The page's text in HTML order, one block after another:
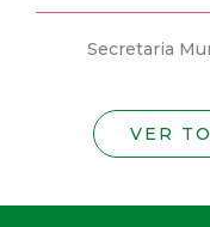
Social
VER